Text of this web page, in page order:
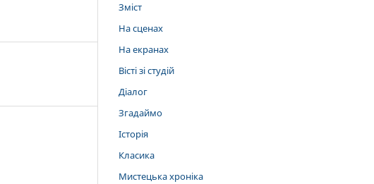
Зміст
На сценах
На екранах
Вісті зі студій
Діалог
Згадаймо
Історія
Класика
Мистецька хроніка